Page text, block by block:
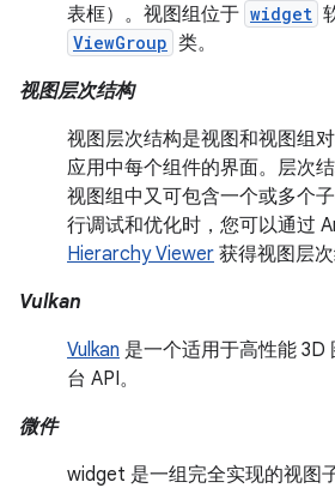
表框）。视图组位于 widget
ViewGroup 类。
视图层次结构
视图层次结构是视图和视图组
应用中每个组件的界面。层次
视图组中又可包含一个或多个
行调试和优化时，您可以通过
Hierarchy Viewer 获得视图层
Vulkan
Vulkan 是一个适用于高性能 3D
台 API。
微件
widget 是一组完全实现的视图